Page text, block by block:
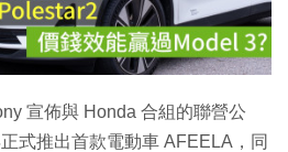
放
影
片
宣佈與 Honda 合組的聯營公
式推出首款電動車 AFEELA，同